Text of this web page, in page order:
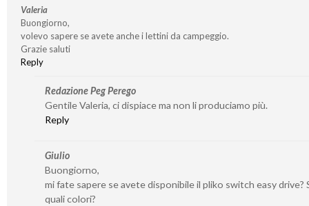
Valeria
Buongiorno,
volevo sapere se avete anche i lettini da campeggio.
Grazie saluti
Reply
Redazione Peg Perego
Gentile Valeria, ci dispiace ma non li produciamo più.
Reply
Giulio
Buongiorno,
mi fate sapere se avete disponibile il pliko switch easy drive?
quali colori?